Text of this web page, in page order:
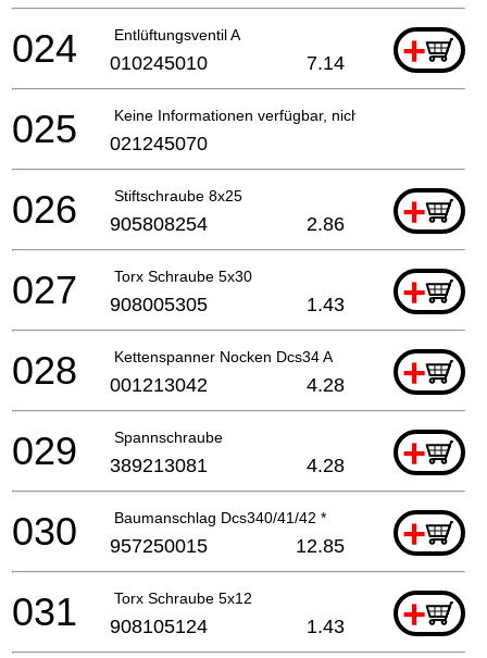
Entlüftungsventil A +
024 010245010 7.14
Keine Informationen verfügbar, nicht bestellbar
025 021245070
Stiftschraube 8x25 +
026 905808254 2.86
Torx Schraube 5x30 +
027 908005305 1.43
Kettenspanner Nocken Dcs34 A +
028 001213042 4.28
Spannschraube +
029 389213081 4.28
Baumanschlag Dcs340/41/42 * +
030 957250015 12.85
Torx Schraube 5x12 +
031 908105124 1.43